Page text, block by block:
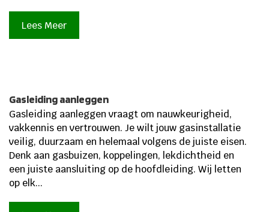
Lees Meer
Gasleiding aanleggen
Gasleiding aanleggen vraagt om nauwkeurigheid,
vakkennis en vertrouwen. Je wilt jouw gasinstallatie
veilig, duurzaam en helemaal volgens de juiste eisen.
Denk aan gasbuizen, koppelingen, lekdichtheid en
een juiste aansluiting op de hoofdleiding. Wij letten
op elk...